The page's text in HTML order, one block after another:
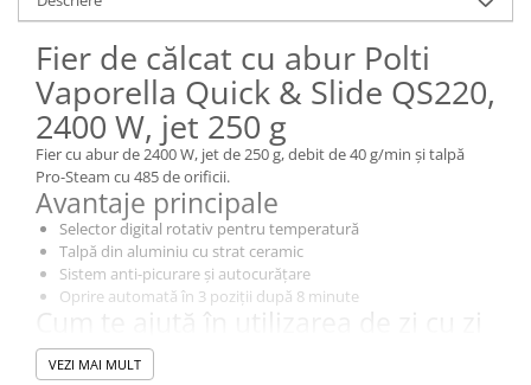
Fier de călcat cu abur Polti
Vaporella Quick & Slide QS220,
2400 W, jet 250 g
Fier cu abur de 2400 W, jet de 250 g, debit de 40 g/min și talpă
Pro-Steam cu 485 de orificii.
Avantaje principale
Selector digital rotativ pentru temperatură
Talpă din aluminiu cu strat ceramic
Sistem anti-picurare și autocurățare
Oprire automată în 3 poziții după 8 minute
Cum te ajută în utilizarea de zi cu zi
Fierul de călcat este potrivit pentru utilizarea curentă și pentru
sesiuni scurte sau medii, oferind control direct asupra
VEZI MAI MULT